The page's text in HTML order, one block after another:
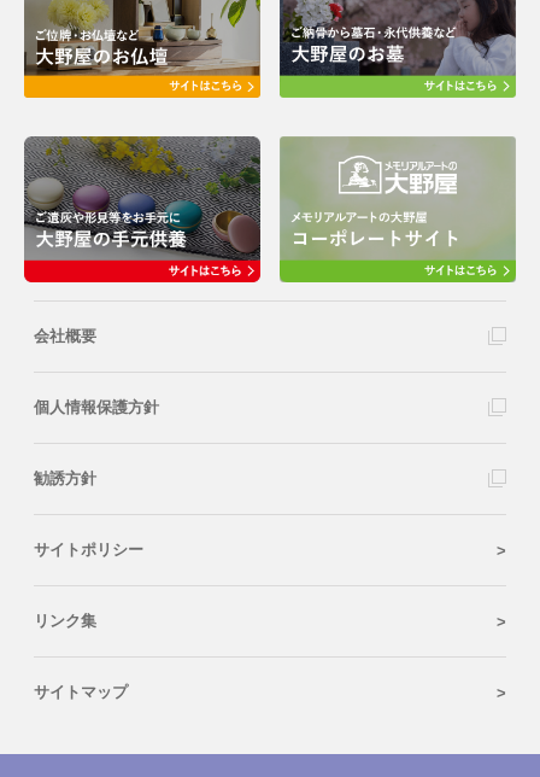
会社概要
個人情報保護方針
勧誘方針
サイトポリシー
リンク集
サイトマップ